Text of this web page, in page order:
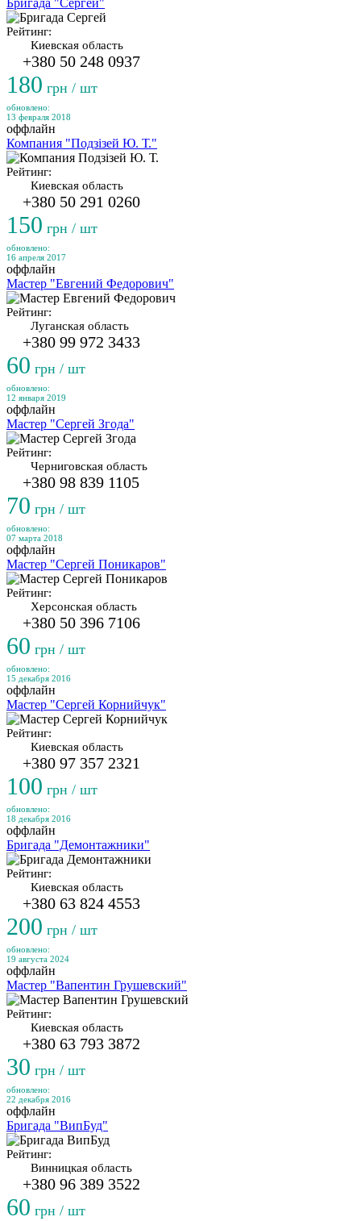
Бригада "Сергей"
Рейтинг:
Киевская область
+380 50 248 0937
180 грн / шт
обновлено:
13 февраля 2018
оффлайн
Компания "Подзізей Ю. Т."
Рейтинг:
Киевская область
+380 50 291 0260
150 грн / шт
обновлено:
16 апреля 2017
оффлайн
Мастер "Евгений Федорович"
Рейтинг:
Луганская область
+380 99 972 3433
60 грн / шт
обновлено:
12 января 2019
оффлайн
Мастер "Сергей Згода"
Рейтинг:
Черниговская область
+380 98 839 1105
70 грн / шт
обновлено:
07 марта 2018
оффлайн
Мастер "Сергей Поникаров"
Рейтинг:
Херсонская область
+380 50 396 7106
60 грн / шт
обновлено:
15 декабря 2016
оффлайн
Мастер "Сергей Корнийчук"
Рейтинг:
Киевская область
+380 97 357 2321
100 грн / шт
обновлено:
18 декабря 2016
оффлайн
Бригада "Демонтажники"
Рейтинг:
Киевская область
+380 63 824 4553
200 грн / шт
обновлено:
19 августа 2024
оффлайн
Мастер "Вапентин Грушевский"
Рейтинг:
Киевская область
+380 63 793 3872
30 грн / шт
обновлено:
22 декабря 2016
оффлайн
Бригада "ВипБуд"
Рейтинг:
Винницкая область
+380 96 389 3522
60 грн / шт